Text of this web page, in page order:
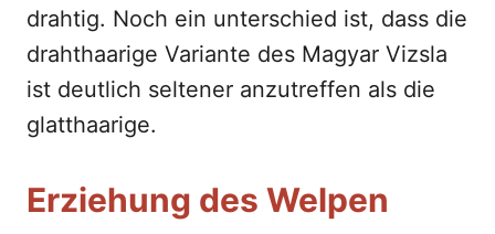
drahtig. Noch ein unterschied ist, dass die
drahthaarige Variante des Magyar Vizsla
ist deutlich seltener anzutreffen als die
glatthaarige.
Erziehung des Welpen